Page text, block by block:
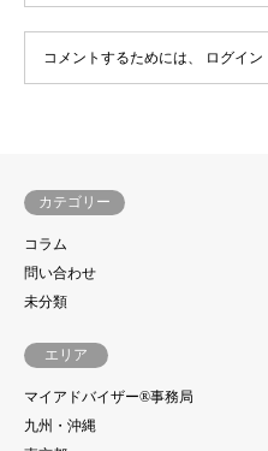
コメントするためには、 ログイン
カテゴリー
コラム
問い合わせ
未分類
エリア
マイアドバイザー®事務局
九州・沖縄